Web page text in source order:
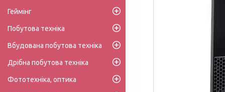
Геймінг
Побутова техніка
Вбудована побутова техніка
Дрібна побутова техніка
Фототехніка, оптика